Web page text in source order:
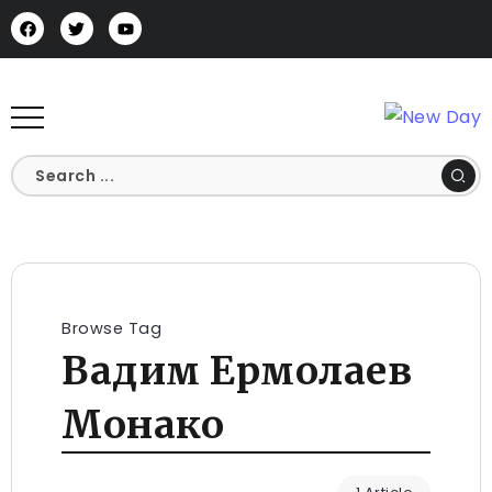
Browse Tag
Вадим Ермолаев
Монако